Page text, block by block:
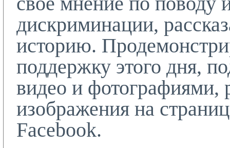
дискриминации,
историю.
поддержку этого дня,
видео и фотографиями,
изображения на
Facebook.